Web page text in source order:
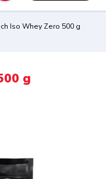
Iso Whey Zero 500 g
g